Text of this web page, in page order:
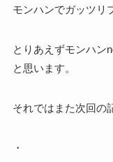
モンハンでガッツリ
とりあえずモンハン
と思います。
それではまた次回の
・